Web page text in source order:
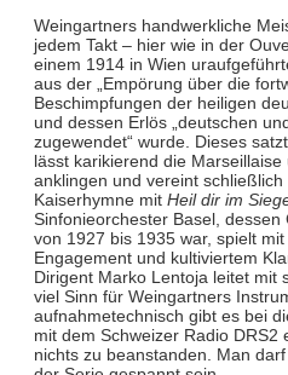
Weingartners handwerkliche
jedem Takt – hier wie in der
einem 1914 in Wien
aus der „Empörung über die
Beschimpfungen der heiligen
und dessen Erlös „deutschen
zugewendet“ wurde. Dieses
lässt karikierend die
anklingen und vereint
Kaiserhymne mit Heil dir im
Sinfonieorchester Basel,
von 1927 bis 1935 war, spielt
Engagement und kultiviertem
Dirigent Marko Lentoja leitet mit
viel Sinn für Weingartners
aufnahmetechnisch gibt es bei
mit dem Schweizer Radio DRS2
nichts zu beanstanden. Man